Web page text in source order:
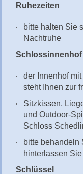
Ruhezeiten
bitte halten Sie
Nachtruhe
Schlossinnenhof
der Innenhof
steht Ihnen zur
Sitzkissen,
und Outdoor-
Schloss
bitte behandeln
hinterlassen
Schlüssel